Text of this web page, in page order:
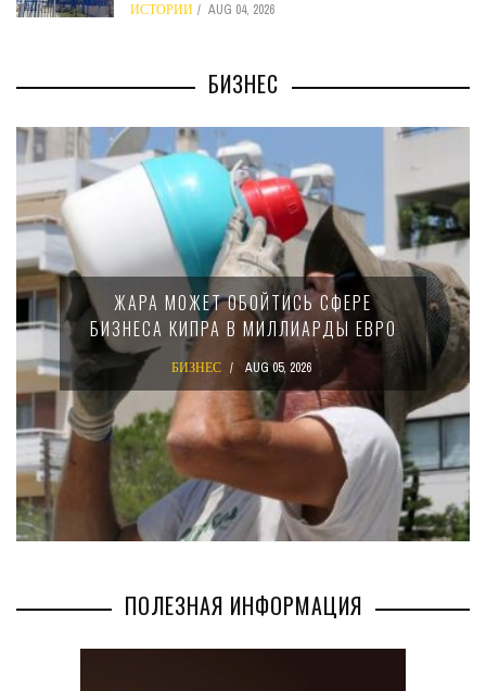
ИСТОРИИ AUG 04, 2026
БИЗНЕС
ЖАРА МОЖЕТ ОБОЙТИСЬ СФЕРЕ
БИЗНЕСА КИПРА В МИЛЛИАРДЫ ЕВРО
БИЗНЕС AUG 05, 2026
ПОЛЕЗНАЯ ИНФОРМАЦИЯ